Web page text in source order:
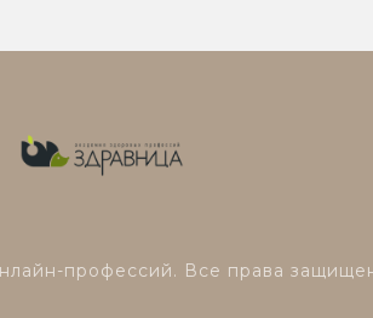
профессий. Все права